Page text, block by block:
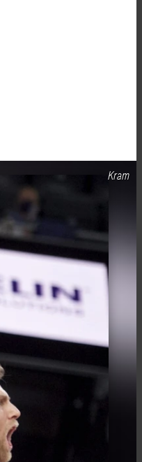
Kram